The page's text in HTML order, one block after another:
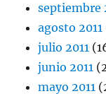
septiembre
agosto 2011
julio 2011
junio 2011
mayo 2011